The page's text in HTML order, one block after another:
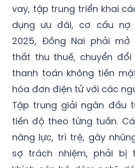
vay, tập trung triển khai
dụng ưu đãi, cơ cấu nợ
2025, Đồng Nai phải mở
thất thu thuế, chuyển đổi
thanh toán không tiền
hóa đơn điện tử với các
Tập trung giải ngân đầu
tiến độ theo từng tuần.
năng lực, trì trệ, gây
sợ trách nhiệm, phải bị